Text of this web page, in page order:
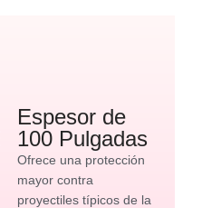
Espesor de
100 Pulgadas
Ofrece una protección
mayor contra
proyectiles típicos de la